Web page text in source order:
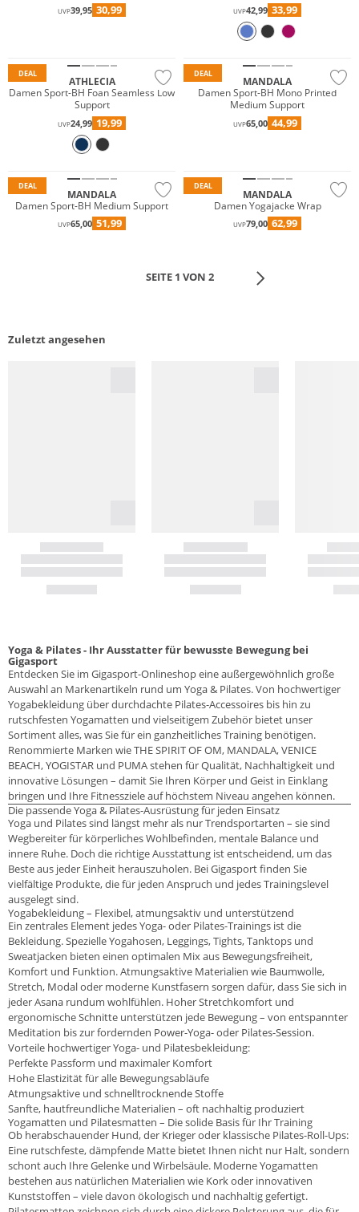
UVP39,95 30,99 UVP42,99 33,99
DEAL
ATHLECIA
Damen Sport-BH Foan Seamless Low
Support
UVP24,99 19,99
DEAL
MANDALA
Damen Sport-BH Mono Printed
Medium Support
UVP65,00 44,99
DEAL
MANDALA
Damen Sport-BH Medium Support
UVP65,00 51,99
DEAL
MANDALA
Damen Yogajacke Wrap
UVP79,00 62,99
SEITE 1 VON 2
Zuletzt angesehen
Yoga & Pilates - Ihr Ausstatter für bewusste Bewegung bei
Gigasport
Entdecken Sie im Gigasport-Onlineshop eine außergewöhnlich große
Auswahl an Markenartikeln rund um Yoga & Pilates. Von hochwertiger
Yogabekleidung über durchdachte Pilates-Accessoires bis hin zu
rutschfesten Yogamatten und vielseitigem Zubehör bietet unser
Sortiment alles, was Sie für ein ganzheitliches Training benötigen.
Renommierte Marken wie THE SPIRIT OF OM, MANDALA, VENICE
BEACH, YOGISTAR und PUMA stehen für Qualität, Nachhaltigkeit und
innovative Lösungen – damit Sie Ihren Körper und Geist in Einklang
bringen und Ihre Fitnessziele auf höchstem Niveau angehen können.
Die passende Yoga & Pilates-Ausrüstung für jeden Einsatz
Yoga und Pilates sind längst mehr als nur Trendsportarten – sie sind
Wegbereiter für körperliches Wohlbefinden, mentale Balance und
innere Ruhe. Doch die richtige Ausstattung ist entscheidend, um das
Beste aus jeder Einheit herauszuholen. Bei Gigasport finden Sie
vielfältige Produkte, die für jeden Anspruch und jedes Trainingslevel
ausgelegt sind.
Yogabekleidung – Flexibel, atmungsaktiv und unterstützend
Ein zentrales Element jedes Yoga- oder Pilates-Trainings ist die
Bekleidung. Spezielle Yogahosen, Leggings, Tights, Tanktops und
Sweatjacken bieten einen optimalen Mix aus Bewegungsfreiheit,
Komfort und Funktion. Atmungsaktive Materialien wie Baumwolle,
Stretch, Modal oder moderne Kunstfasern sorgen dafür, dass Sie sich in
jeder Asana rundum wohlfühlen. Hoher Stretchkomfort und
ergonomische Schnitte unterstützen jede Bewegung – von entspannter
Meditation bis zur fordernden Power-Yoga- oder Pilates-Session.
Vorteile hochwertiger Yoga- und Pilatesbekleidung:
Perfekte Passform und maximaler Komfort
Hohe Elastizität für alle Bewegungsabläufe
Atmungsaktive und schnelltrocknende Stoffe
Sanfte, hautfreundliche Materialien – oft nachhaltig produziert
Yogamatten und Pilatesmatten – Die solide Basis für Ihr Training
Ob herabschauender Hund, der Krieger oder klassische Pilates-Roll-Ups:
Eine rutschfeste, dämpfende Matte bietet Ihnen nicht nur Halt, sondern
schont auch Ihre Gelenke und Wirbelsäule. Moderne Yogamatten
bestehen aus natürlichen Materialien wie Kork oder innovativen
Kunststoffen – viele davon ökologisch und nachhaltig gefertigt.